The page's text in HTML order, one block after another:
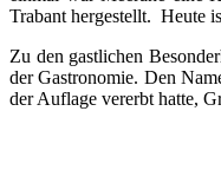
Trabant hergestellt. Heute
Zu den gastlichen
der Gastronomie. Den
der Auflage vererbt hatte,